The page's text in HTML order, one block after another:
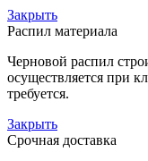
Закрыть
Распил материала
Черновой распил
осуществляется при
требуется.
Закрыть
Срочная доставка